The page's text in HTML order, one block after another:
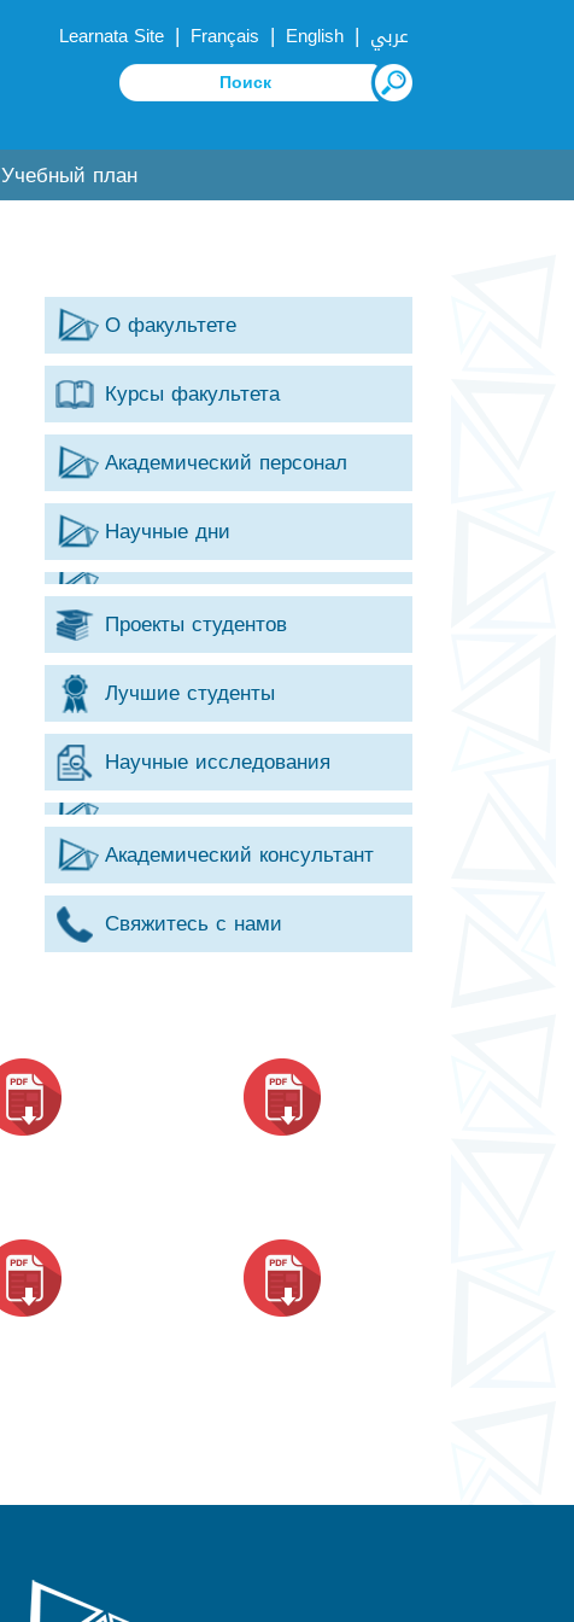
Learnata Site | Français | English | عربي
Учебный план
О факультете
Курсы факультета
Академический персонал
Научные дни
Проекты студентов
Лучшие студенты
Научные исследования
Академический консультант
Свяжитесь с нами